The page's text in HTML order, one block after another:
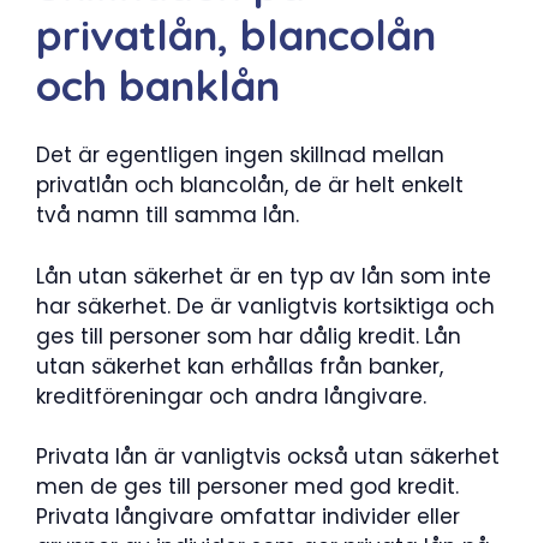
privatlån, blancolån
och banklån
Det är egentligen ingen skillnad mellan
privatlån och blancolån, de är helt enkelt
två namn till samma lån.
Lån utan säkerhet är en typ av lån som inte
har säkerhet. De är vanligtvis kortsiktiga och
ges till personer som har dålig kredit. Lån
utan säkerhet kan erhållas från banker,
kreditföreningar och andra långivare.
Privata lån är vanligtvis också utan säkerhet
men de ges till personer med god kredit.
Privata långivare omfattar individer eller